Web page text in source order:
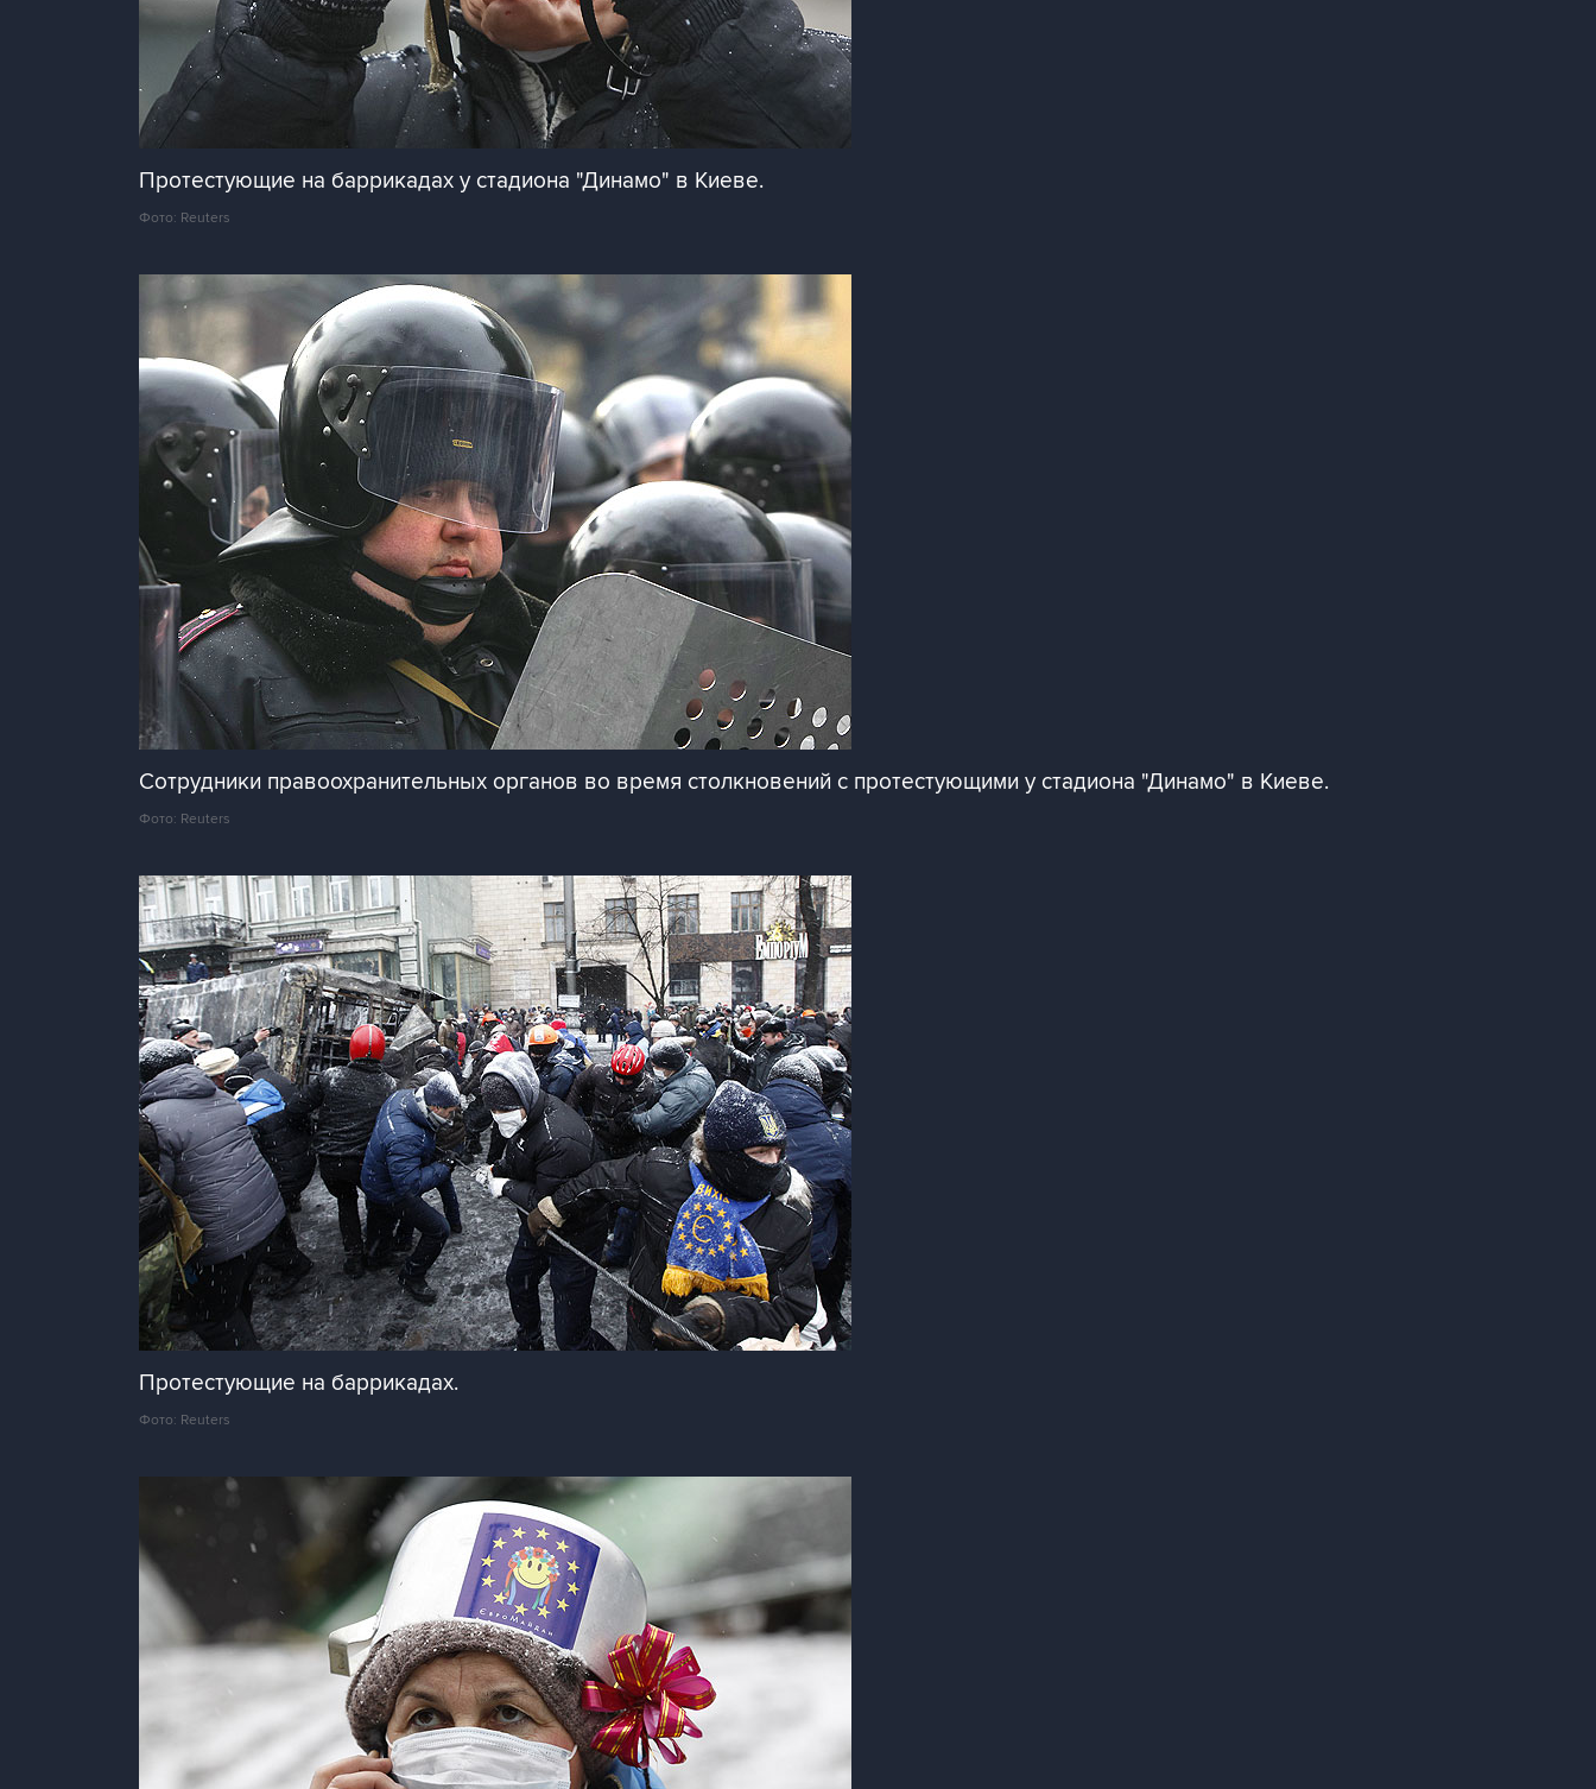
Протестующие на баррикадах у стадиона "Динамо" в Киеве.
Фото: Reuters
Сотрудники правоохранительных органов во время столкновений с протестующими у стадиона "Динамо" в Киеве.
Фото: Reuters
Протестующие на баррикадах.
Фото: Reuters